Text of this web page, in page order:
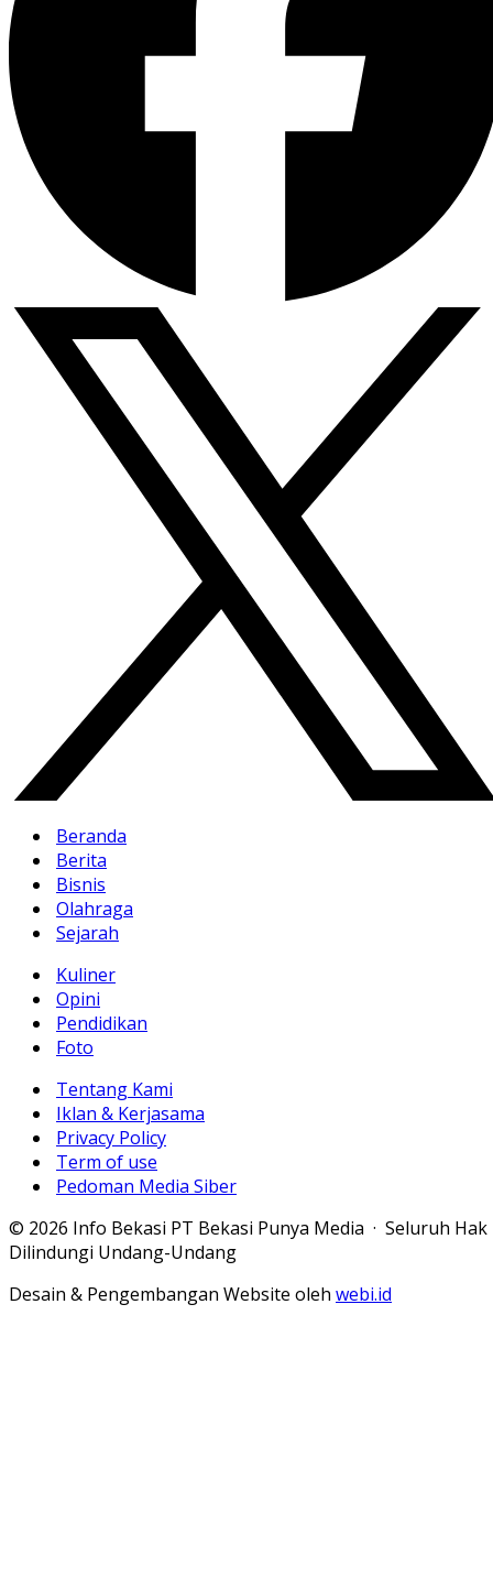
Beranda
Berita
Bisnis
Olahraga
Sejarah
Kuliner
Opini
Pendidikan
Foto
Tentang Kami
Iklan & Kerjasama
Privacy Policy
Term of use
Pedoman Media Siber
© 2026 Info Bekasi PT Bekasi Punya Media · Seluruh Hak
Dilindungi Undang-Undang
Desain & Pengembangan Website oleh webi.id